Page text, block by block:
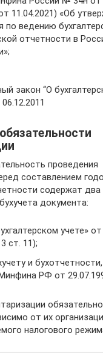
11.04.2021) «Об
по ведению
отчетности в
закон “О
проведения
составлением
содержат
документа:
учете»
ст. 11);
и
РФ от
от их
налогового